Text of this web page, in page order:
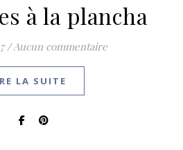
à la plancha
/Aucun commentaire
LA SUITE